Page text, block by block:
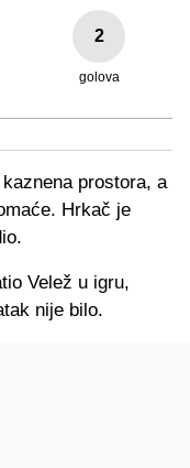
2
golova
prostora, a
Hrkač je
Velež u igru,
nije bilo.